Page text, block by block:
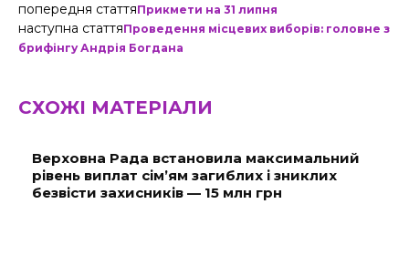
попередня статтяПрикмети на 31 липня
наступна статтяПроведення місцевих виборів: головне з
брифінгу Андрія Богдана
СХОЖІ МАТЕРІАЛИ
Верховна Рада встановила максимальний
рівень виплат сім’ям загиблих і зниклих
безвісти захисників — 15 млн грн